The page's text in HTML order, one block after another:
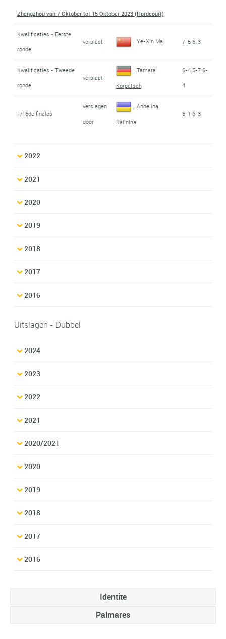
Zhengzhou van 7 Oktober tot 15 Oktober 2023 (Hardcourt)
Kwalificaties - Eerste
ronde
verslaat Ye-Xin Ma 7-5 6-3
Kwalificaties - Tweede
ronde
verslaat
Tamara
Korpatsch
6-4 5-7 6-
4
1/16de finales
verslagen
door
Anhelina
Kalinina
6-1 6-3
2022
2021
2020
2019
2018
2017
2016
Uitslagen - Dubbel
2024
2023
2022
2021
2020/2021
2020
2019
2018
2017
2016
Identite
Palmares